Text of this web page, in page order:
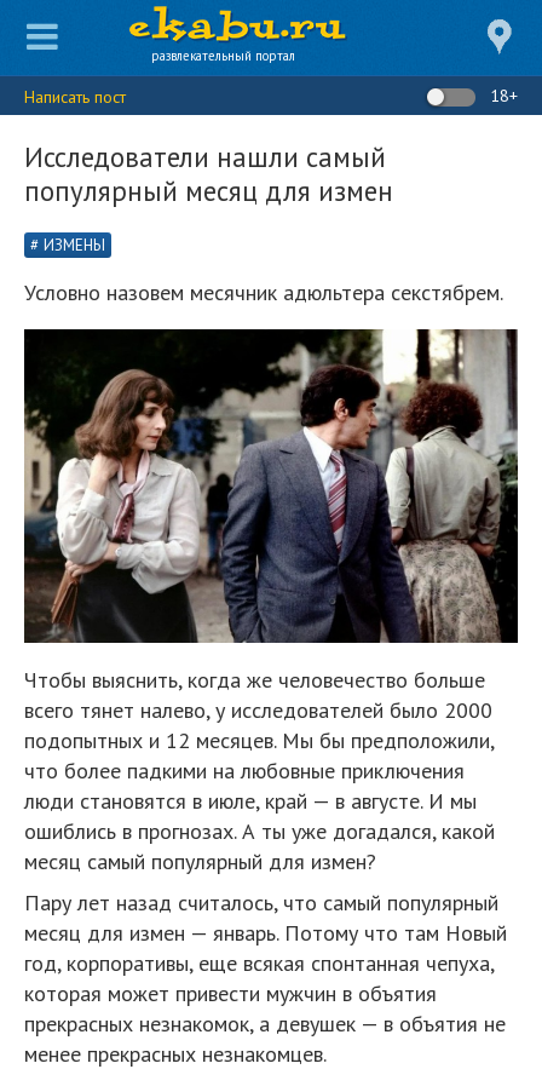
развлекательный портал
Написать пост 18+
Исследователи нашли самый
популярный месяц для измен
ИЗМЕНЫ
Условно назовем месячник адюльтера секстябрем.
Чтобы выяснить, когда же человечество больше
всего тянет налево, у исследователей было 2000
подопытных и 12 месяцев. Мы бы предположили,
что более падкими на любовные приключения
люди становятся в июле, край — в августе. И мы
ошиблись в прогнозах. А ты уже догадался, какой
месяц самый популярный для измен?
Пару лет назад считалось, что самый популярный
месяц для измен — январь. Потому что там Новый
год, корпоративы, еще всякая спонтанная чепуха,
которая может привести мужчин в объятия
прекрасных незнакомок, а девушек — в объятия не
менее прекрасных незнакомцев.